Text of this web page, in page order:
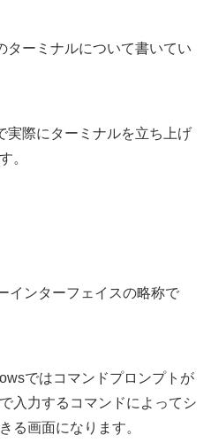
ターミナルについて書いてい
実際にターミナルを立ち上げ
。
インターフェイスの略称で
ではコマンドプロンプトが
入力するコマンドによってシ
る画面になります。